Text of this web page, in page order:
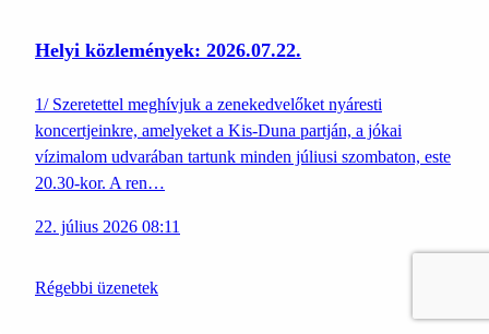
Helyi közlemények: 2026.07.22.
1/ Szeretettel meghívjuk a zenekedvelőket nyáresti
koncertjeinkre, amelyeket a Kis-Duna partján, a jókai
vízimalom udvarában tartunk minden júliusi szombaton, este
20.30-kor. A ren…
22. július 2026 08:11
Régebbi üzenetek